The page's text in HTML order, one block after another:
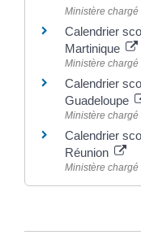
Ministère
Calendrier
Martinique
Ministère
Calendrier
Guadeloupe
Ministère
Calendrier
Réunion
Ministère